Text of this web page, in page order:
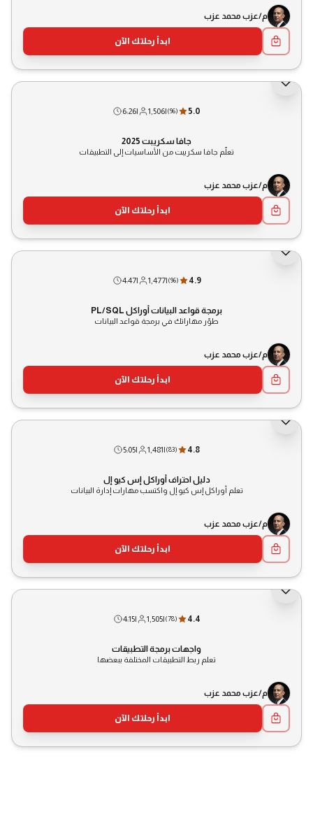
م/عزب محمد عزب
ابدأ رحلتك الآن
5.0
(96)
|
1,506
|
6:26
جافا سكريبت 2025
تعلّم جافا سكريبت من الأساسيات إلى التطبيقات
م/عزب محمد عزب
ابدأ رحلتك الآن
4.9
(96)
|
1,477
|
4:47
برمجة قواعد البيانات أوراكل PL/SQL
طوّر مهاراتك في برمجة قواعد البيانات
م/عزب محمد عزب
ابدأ رحلتك الآن
4.8
(83)
|
1,481
|
5:05
دليل احتراف أوراكل إس كيو إل
تعلم أوراكل إس كيو إل واكتسب مهارات إدارة البيانات
م/عزب محمد عزب
ابدأ رحلتك الآن
4.4
(78)
|
1,505
|
4:15
واجهات برمجة التطبيقات
تعلم ربط التطبيقات المختلفة ببعضها
م/عزب محمد عزب
ابدأ رحلتك الآن